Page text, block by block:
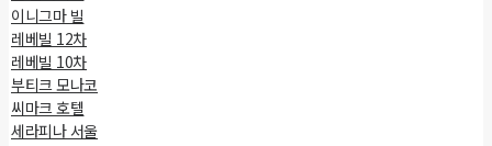
이니그마 빌
레베빌 12차
레베빌 10차
부티크 모나코
씨마크 호텔
세라피나 서울